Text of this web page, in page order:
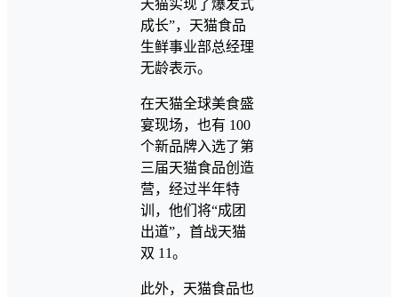
天猫实现了爆发式
成长”，天猫食品
生鲜事业部总经理
无龄表示。
在天猫全球美食盛
宴现场，也有 100
个新品牌入选了第
三届天猫食品创造
营，经过半年特
训，他们将“成团
出道”，首战天猫
双 11。
此外，天猫食品也